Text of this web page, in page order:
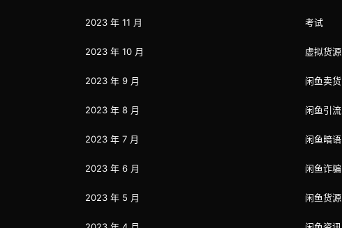
2023 年 11 月
2023 年 10 月
2023 年 9 月
2023 年 8 月
2023 年 7 月
2023 年 6 月
2023 年 5 月
考试
虚拟货源
闲鱼卖货
闲鱼引流
闲鱼暗语
闲鱼诈骗
闲鱼货源